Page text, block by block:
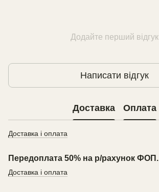
Додайте перший відгук
Написати відгук
Доставка Оплата
Доставка і оплата
Передоплата 50% на р/рахунок ФОП.
Доставка і оплата